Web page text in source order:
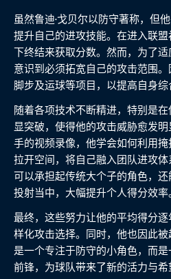
虽然鲁迪·戈贝尔以防守著称，但
提升自己的进攻技能。在进入联
下终结来获取分数。然而，为了
意识到必须拓宽自己的攻击范围。
脚步及运球等项目，以提高自身综
随着各项技术不断精进，特别是
显突破，使得他的攻击威胁愈发
手的视频录像，他学会如何利用
拉开空间，将自己融入团队进攻
可以承担起传统大个子的角色，
投射当中，大幅提升个人得分效率
最终，这些努力让他的平均得分
样化攻击选择。同时，他也因此
是一个专注于防守的小角色，而
前锋，为球队带来了新的活力与希